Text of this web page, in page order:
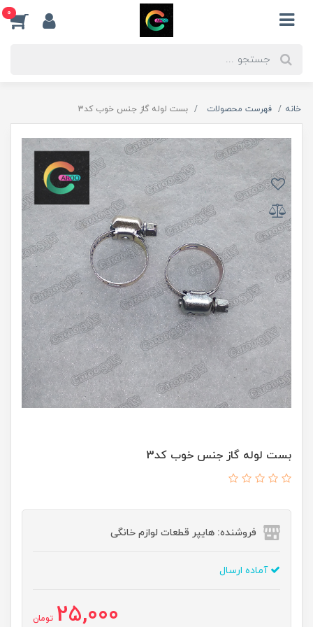
0
خانه فهرست محصولات بست لوله گاز جنس خوب کد3
بست لوله گاز جنس خوب کد3
فروشنده: هایپر قطعات لوازم خانگی
آماده ارسال
25,000 تومان